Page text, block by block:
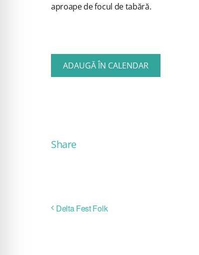
aproape de focul de tabără.
ADAUGĂ ÎN CALENDAR
Share
Delta Fest Folk